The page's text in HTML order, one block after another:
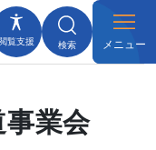
閲覧支援 検索 メニュー
事業会